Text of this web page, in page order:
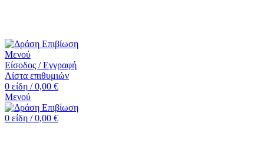
Μενού
Είσοδος / Εγγραφή
Λίστα επιθυμιών
0 είδη / 0,00 €
Μενού
0 είδη / 0,00 €